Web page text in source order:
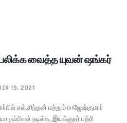
வைத்த யுவன் ஷங்கர்
19, 2021
எல்.சிந்தன் மற்றும் ராஜேஷ்குமார்
நம்பீசன் நடிக்க, இயக்குநர் பத்ரி